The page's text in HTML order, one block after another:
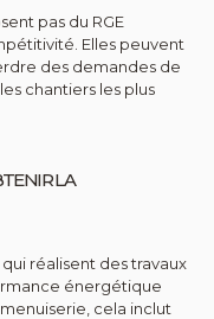
pas du RGE
Elles peuvent
des demandes de
chantiers les plus
LA
réalisent des travaux
énergétique
cela inclut